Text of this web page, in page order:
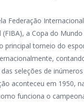
Federação
(FIBA), a Copa do Mundo
principal torneio do
seleções de inúmeros
aconteceu em 1950,
funciona o